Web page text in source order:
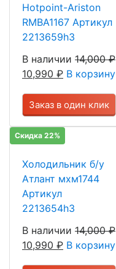
Hotpoint-Ariston
RMBA1167 Артикул
2213659h3
В наличии 14,000₽
10,990 ₽ В корзину
Заказ в один клик
Скидка 22%
Холодильник б/у
Атлант мхм1744
Артикул
2213654h3
В наличии 14,000₽
10,990 ₽ В корзину